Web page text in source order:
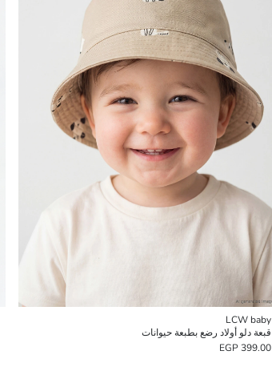
LCW baby
قبعة دلو أولاد رضع بطبعة حيوانات
399.00 EGP